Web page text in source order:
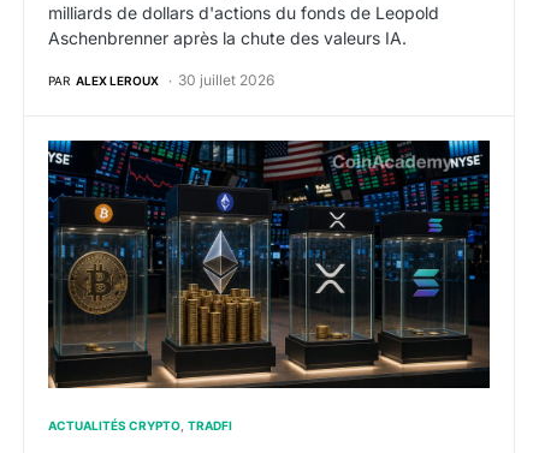
milliards de dollars d'actions du fonds de Leopold
Aschenbrenner après la chute des valeurs IA.
PAR ALEX LEROUX 30 juillet 2026
ETF bitcoin : juillet se dirige vers la plus faible
ACTUALITÉS CRYPTO TRADFI